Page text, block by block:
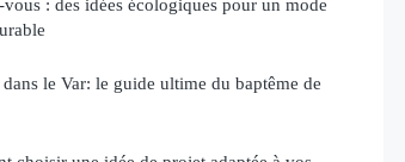
: des idées écologiques pour un mode
le Var: le guide ultime du baptême de